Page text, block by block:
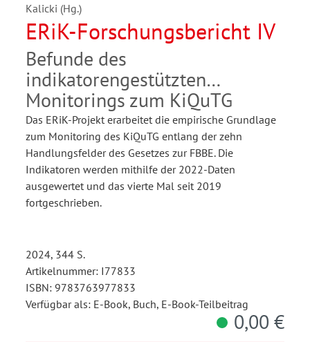
Kalicki (Hg.)
ERiK-Forschungsbericht IV
Befunde des
indikatorengestützten
Monitorings zum KiQuTG
Das ERiK-Projekt erarbeitet die empirische Grundlage
zum Monitoring des KiQuTG entlang der zehn
Handlungsfelder des Gesetzes zur FBBE. Die
Indikatoren werden mithilfe der 2022-Daten
ausgewertet und das vierte Mal seit 2019
fortgeschrieben.
2024, 344 S.
Artikelnummer: I77833
ISBN: 9783763977833
Verfügbar als: E-Book, Buch, E-Book-Teilbeitrag
0,00 €